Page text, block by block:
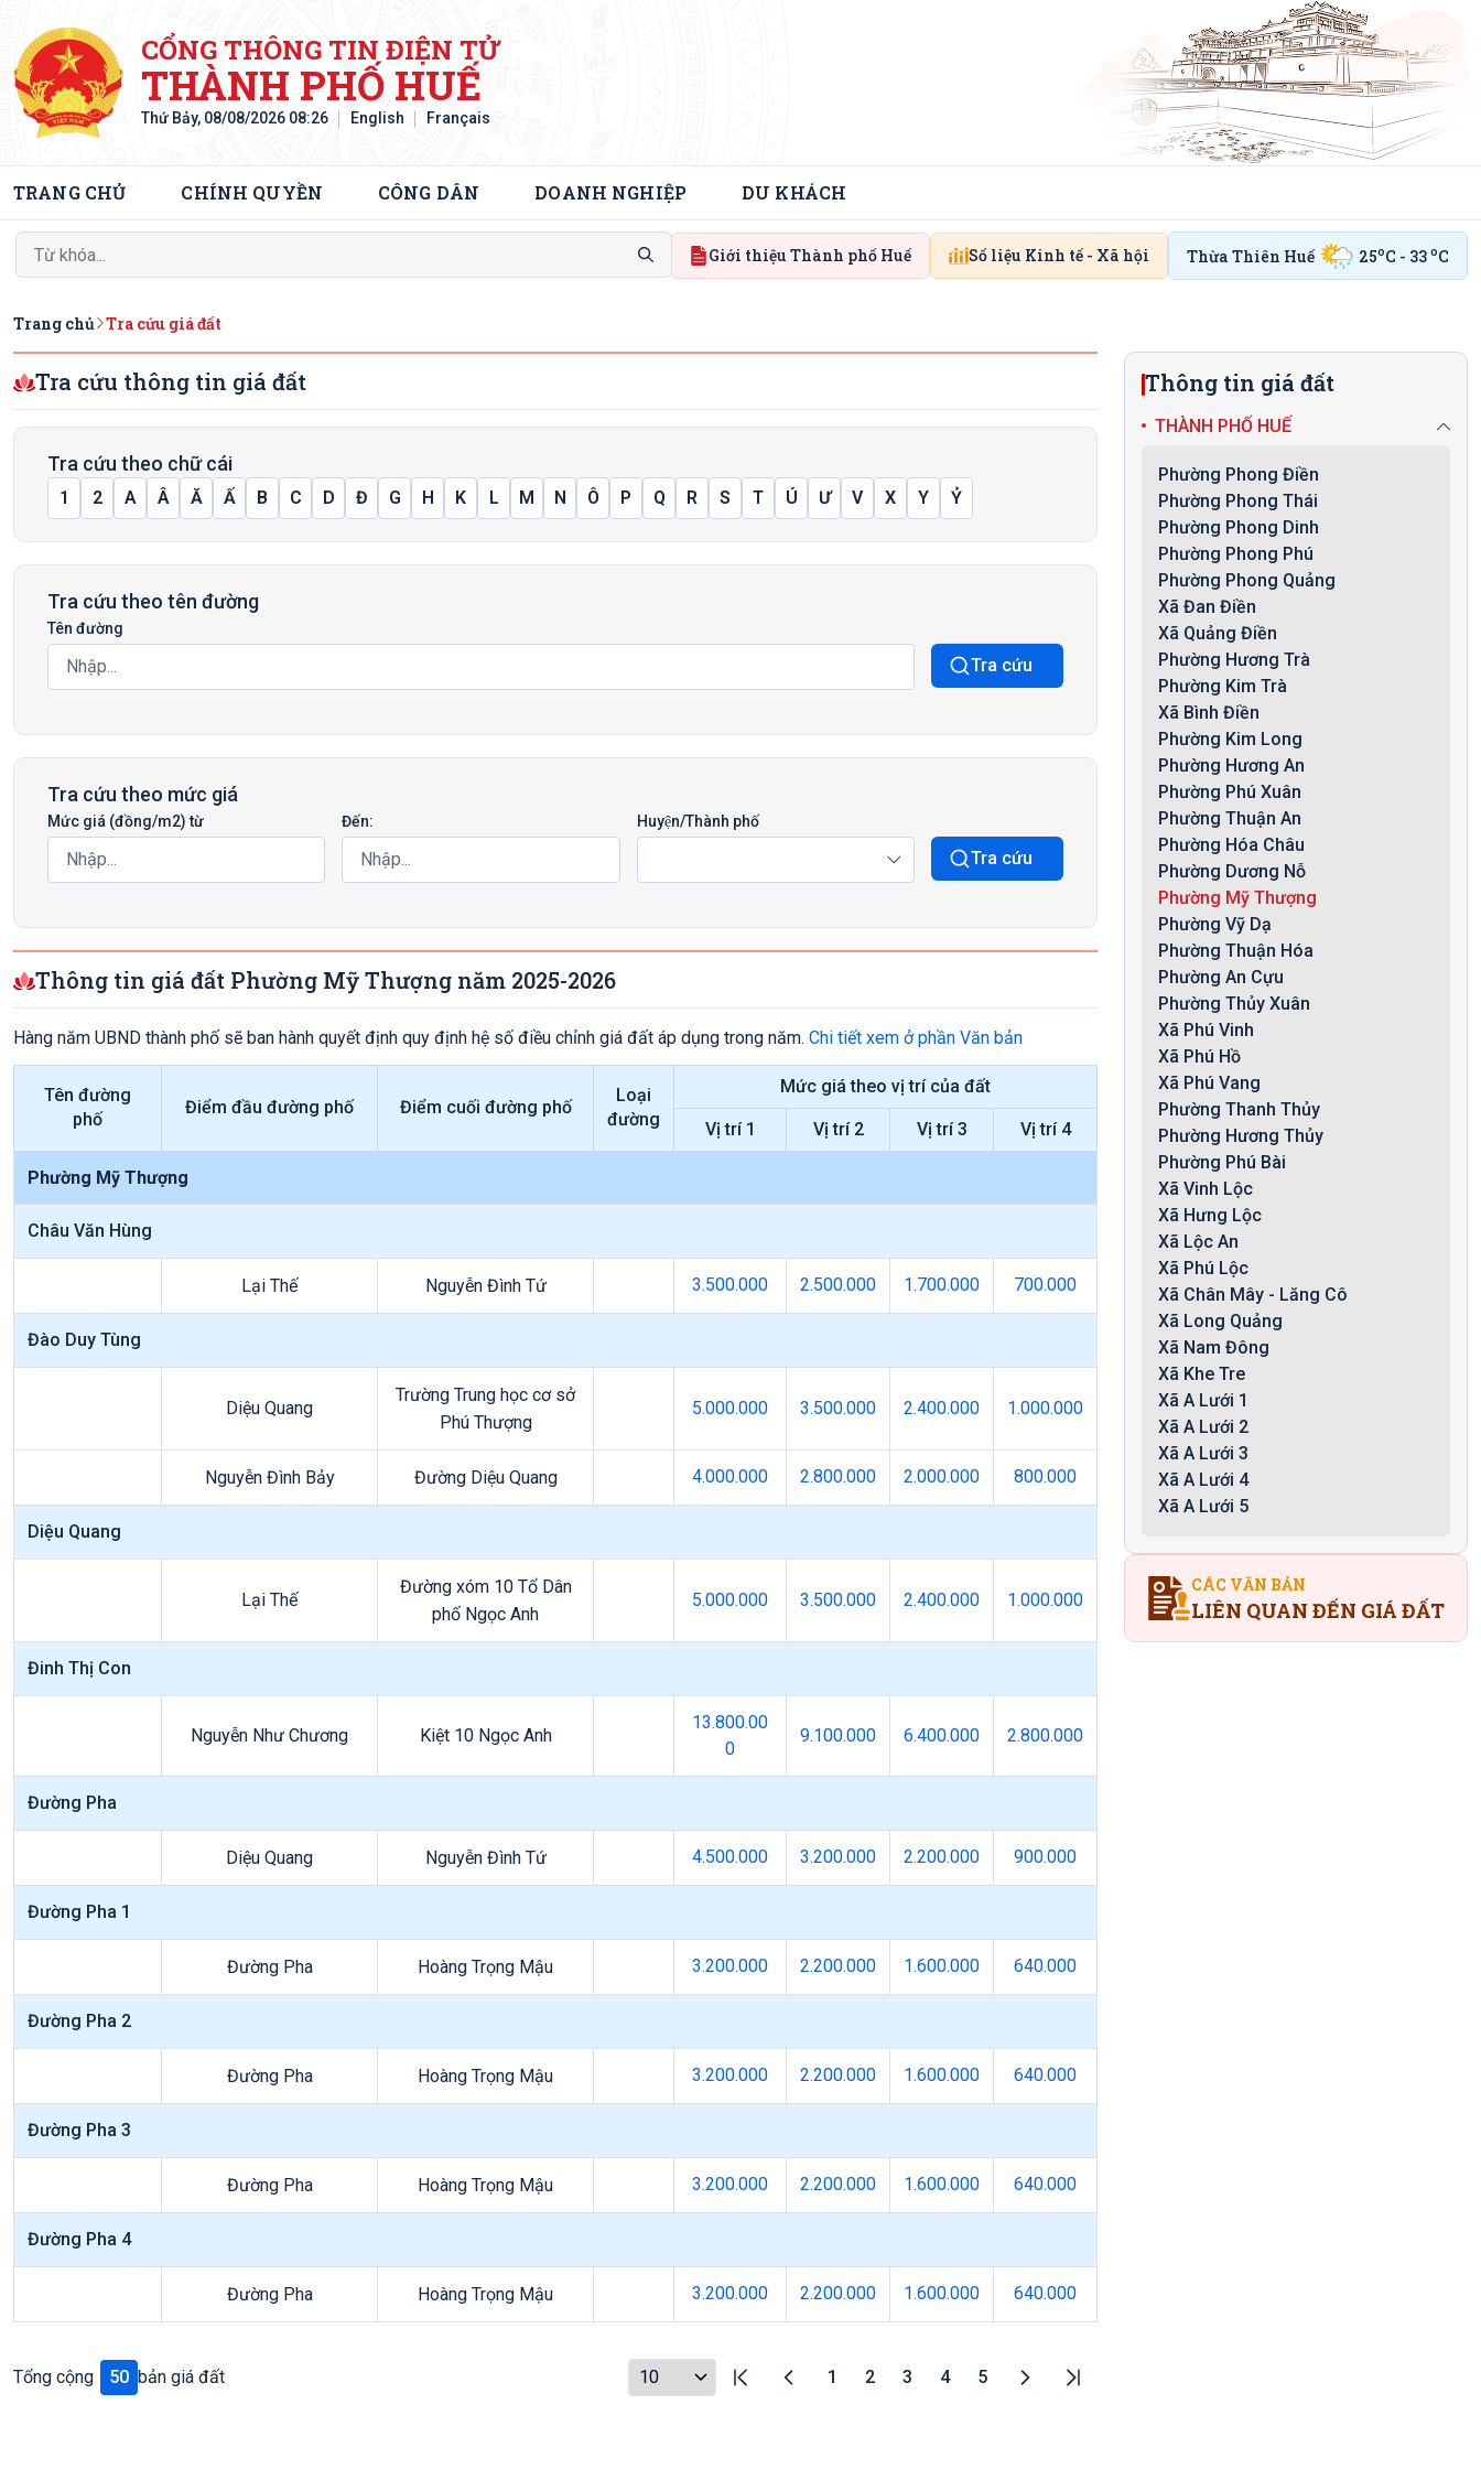
CỔNG THÔNG TIN ĐIỆN TỬ
THÀNH PHỐ HUẾ
Thứ Bảy, 08/08/2026 08:26 English Français
TRANG CHỦ CHÍNH QUYỀN CÔNG DÂN DOANH NGHIỆP DU KHÁCH
Giới thiệu Thành phố Huế Số liệu Kinh tế - Xã hội Thừa Thiên Huế 25oC - 33 oC
Trang chủ Tra cứu giá đất
Tra cứu thông tin giá đất
Tra cứu theo chữ cái
1 2 A Â Ă Ấ B C D Đ G H K L M N Ô P Q R S T Ú Ư V X Y Ỷ
Tra cứu theo tên đường
Tên đường
Tra cứu
Tra cứu theo mức giá
Mức giá (đồng/m2) từ Đến: Huyện/Thành phố
Tra cứu
Thông tin giá đất Phường Mỹ Thượng năm 2025-2026
Hàng năm UBND thành phố sẽ ban hành quyết định quy định hệ số điều chỉnh giá đất áp dụng trong năm. Chi tiết xem ở phần Văn bản
Tên đường
phố
Điểm đầu đường phố Điểm cuối đường phố
Loại
đường
Mức giá theo vị trí của đất
Vị trí 1 Vị trí 2 Vị trí 3 Vị trí 4
Phường Mỹ Thượng
Châu Văn Hùng
Lại Thế Nguyễn Đình Tứ 3.500.000 2.500.000 1.700.000 700.000
Đào Duy Tùng
Diệu Quang
Trường Trung học cơ sở
Phú Thượng
5.000.000 3.500.000 2.400.000 1.000.000
Nguyễn Đình Bảy Đường Diệu Quang 4.000.000 2.800.000 2.000.000 800.000
Diệu Quang
Lại Thế
Đường xóm 10 Tổ Dân
phố Ngọc Anh
5.000.000 3.500.000 2.400.000 1.000.000
Đinh Thị Con
Nguyễn Như Chương Kiệt 10 Ngọc Anh
13.800.00
0
9.100.000 6.400.000 2.800.000
Đường Pha
Diệu Quang Nguyễn Đình Tứ 4.500.000 3.200.000 2.200.000 900.000
Đường Pha 1
Đường Pha Hoàng Trọng Mậu 3.200.000 2.200.000 1.600.000 640.000
Đường Pha 2
Đường Pha Hoàng Trọng Mậu 3.200.000 2.200.000 1.600.000 640.000
Đường Pha 3
Đường Pha Hoàng Trọng Mậu 3.200.000 2.200.000 1.600.000 640.000
Đường Pha 4
Đường Pha Hoàng Trọng Mậu 3.200.000 2.200.000 1.600.000 640.000
Tổng cộng 50 bản giá đất 1 2 3 4 5
Thông tin giá đất
THÀNH PHỐ HUẾ
Phường Phong Điền
Phường Phong Thái
Phường Phong Dinh
Phường Phong Phú
Phường Phong Quảng
Xã Đan Điền
Xã Quảng Điền
Phường Hương Trà
Phường Kim Trà
Xã Bình Điền
Phường Kim Long
Phường Hương An
Phường Phú Xuân
Phường Thuận An
Phường Hóa Châu
Phường Dương Nỗ
Phường Mỹ Thượng
Phường Vỹ Dạ
Phường Thuận Hóa
Phường An Cựu
Phường Thủy Xuân
Xã Phú Vinh
Xã Phú Hồ
Xã Phú Vang
Phường Thanh Thủy
Phường Hương Thủy
Phường Phú Bài
Xã Vinh Lộc
Xã Hưng Lộc
Xã Lộc An
Xã Phú Lộc
Xã Chân Mây - Lăng Cô
Xã Long Quảng
Xã Nam Đông
Xã Khe Tre
Xã A Lưới 1
Xã A Lưới 2
Xã A Lưới 3
Xã A Lưới 4
Xã A Lưới 5
CÁC VĂN BẢN
LIÊN QUAN ĐẾN GIÁ ĐẤT